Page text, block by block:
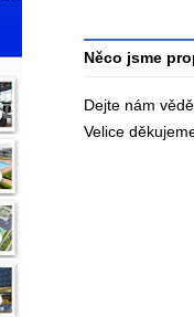
Něco jsme
Dejte nám
Velice